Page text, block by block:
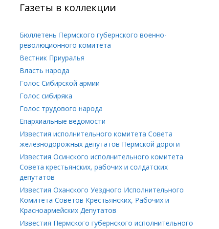
Газеты в коллекции
Бюллетень Пермского губернского военно-
революционного комитета
Вестник Приуралья
Власть народа
Голос Сибирской армии
Голос сибиряка
Голос трудового народа
Епархиальные ведомости
Известия исполнительного комитета Совета
железнодорожных депутатов Пермской дороги
Известия Осинского исполнительного комитета
Совета крестьянских, рабочих и солдатских
депутатов
Известия Оханского Уездного Исполнительного
Комитета Советов Крестьянских, Рабочих и
Красноармейских Депутатов
Известия Пермского губернского исполнительного